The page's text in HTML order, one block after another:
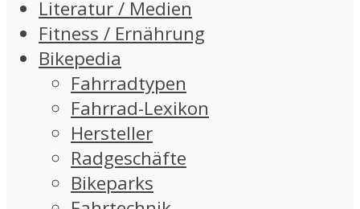
Literatur / Medien
Fitness / Ernährung
Bikepedia
Fahrradtypen
Fahrrad-Lexikon
Hersteller
Radgeschäfte
Bikeparks